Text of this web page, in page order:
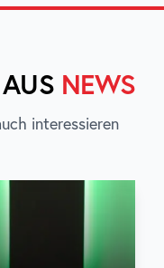
NEWS
interessieren